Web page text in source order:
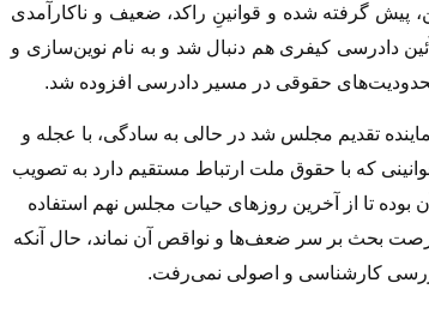
پیش گرفته شده و قوانینِ راکد، ضعیف و ناکارآمدى
دادرسى کیفرى هم دنبال شد و به نام نوین‌سازى و
حقوقى در مسیر دادرسى افزوده شد.
سال ٩٣ از سوى چند نماینده تقدیم مجلس شد در حالى به سادگى، با عجله و
که با حقوق ملت ارتباط مستقیم دارد به تصویب
تا از آخرین روزهاى حیات مجلس نهم استفاده
بحث بر سر ضعف‌ها و نواقص آن نماند، حال آنکه
کارشناسى و اصولى نمى‌رفت.